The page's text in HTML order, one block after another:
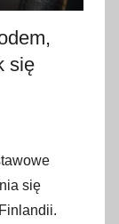
się
się